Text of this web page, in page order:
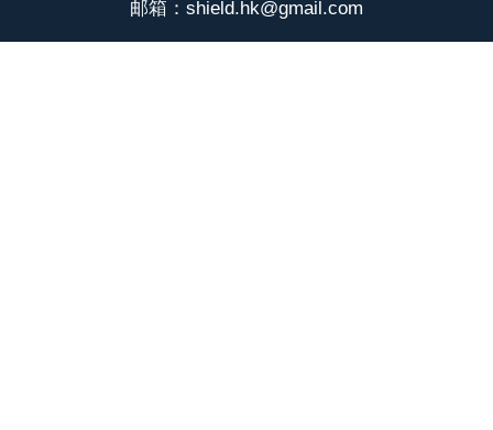
邮箱：shield.hk@gmail.com